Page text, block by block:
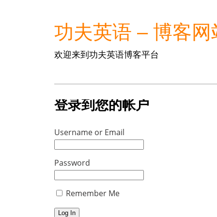
功夫英语 – 博客网
欢迎来到功夫英语博客平台
登录到您的帐户
Username or Email
Password
Remember Me